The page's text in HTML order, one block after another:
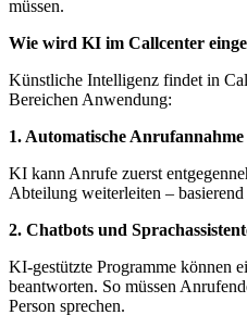
müssen.
Wie wird KI im Callcenter
Künstliche Intelligenz findet in
Bereichen Anwendung:
1. Automatische
KI kann Anrufe zuerst
Abteilung weiterleiten –
2. Chatbots und
KI-gestützte Programme können
beantworten. So müssen
Person sprechen.